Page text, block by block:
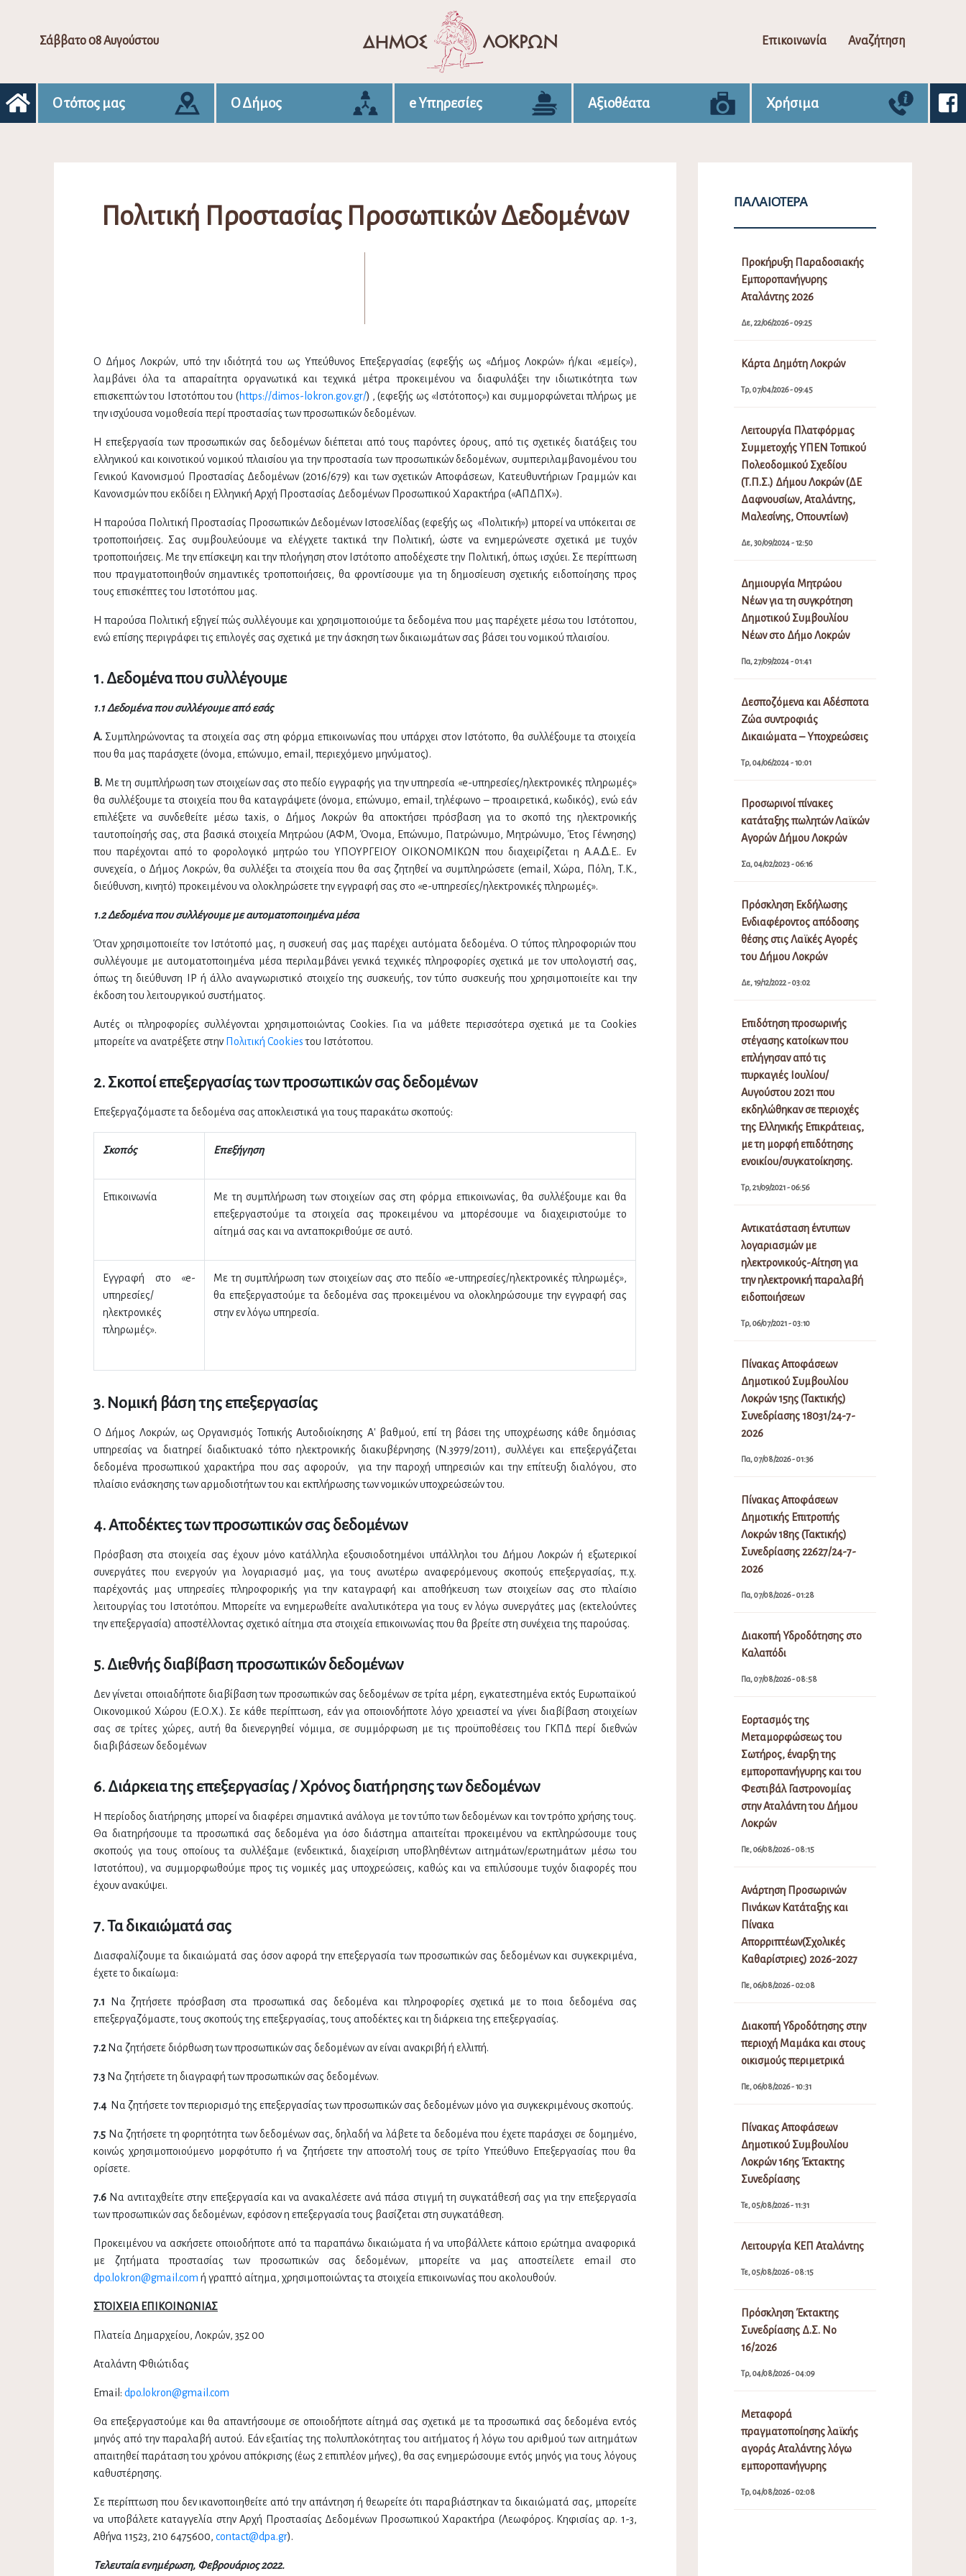
Σάββατο 08 Αυγούστου Επικοινωνία Αναζήτηση
Ο τόπος μας Ο Δήμος e Υπηρεσίες Αξιοθέατα Χρήσιμα
Πολιτική Προστασίας Προσωπικών Δεδομένων
Ο Δήμος Λοκρών, υπό την ιδιότητά του ως Υπεύθυνος Επεξεργασίας (εφεξής ως «Δήμος Λοκρών» ή/και «εμείς»),
λαμβάνει όλα τα απαραίτητα οργανωτικά και τεχνικά μέτρα προκειμένου να διαφυλάξει την ιδιωτικότητα των
επισκεπτών του Ιστοτόπου του (https://dimos-lokron.gov.gr/) , (εφεξής ως «Ιστότοπος») και συμμορφώνεται πλήρως με
την ισχύουσα νομοθεσία περί προστασίας των προσωπικών δεδομένων.
Η επεξεργασία των προσωπικών σας δεδομένων διέπεται από τους παρόντες όρους, από τις σχετικές διατάξεις του
ελληνικού και κοινοτικού νομικού πλαισίου για την προστασία των προσωπικών δεδομένων, συμπεριλαμβανομένου του
Γενικού Κανονισμού Προστασίας Δεδομένων (2016/679) και των σχετικών Αποφάσεων, Κατευθυντήριων Γραμμών και
Κανονισμών που εκδίδει η Ελληνική Αρχή Προστασίας Δεδομένων Προσωπικού Χαρακτήρα («ΑΠΔΠΧ»).
Η παρούσα Πολιτική Προστασίας Προσωπικών Δεδομένων Ιστοσελίδας (εφεξής ως «Πολιτική») μπορεί να υπόκειται σε
τροποποιήσεις. Σας συμβουλεύουμε να ελέγχετε τακτικά την Πολιτική, ώστε να ενημερώνεστε σχετικά με τυχόν
τροποποιήσεις. Με την επίσκεψη και την πλοήγηση στον Ιστότοπο αποδέχεστε την Πολιτική, όπως ισχύει. Σε περίπτωση
που πραγματοποιηθούν σημαντικές τροποποιήσεις, θα φροντίσουμε για τη δημοσίευση σχετικής ειδοποίησης προς
τους επισκέπτες του Ιστοτόπου μας.
Η παρούσα Πολιτική εξηγεί πώς συλλέγουμε και χρησιμοποιούμε τα δεδομένα που μας παρέχετε μέσω του Ιστότοπου,
ενώ επίσης περιγράφει τις επιλογές σας σχετικά με την άσκηση των δικαιωμάτων σας βάσει του νομικού πλαισίου.
1. Δεδομένα που συλλέγουμε
1.1 Δεδομένα που συλλέγουμε από εσάς
Α. Συμπληρώνοντας τα στοιχεία σας στη φόρμα επικοινωνίας που υπάρχει στον Ιστότοπο, θα συλλέξουμε τα στοιχεία
που θα μας παράσχετε (όνομα, επώνυμο, email, περιεχόμενο μηνύματος).
Β. Με τη συμπλήρωση των στοιχείων σας στo πεδίο εγγραφής για την υπηρεσία «e-υπηρεσίες/ηλεκτρονικές πληρωμές»
θα συλλέξουμε τα στοιχεία που θα καταγράψετε (όνομα, επώνυμο, email, τηλέφωνο – προαιρετικά, κωδικός), ενώ εάν
επιλέξετε να συνδεθείτε μέσω taxis, ο Δήμος Λοκρών θα αποκτήσει πρόσβαση για το σκοπό της ηλεκτρονικής
ταυτοποίησής σας, στα βασικά στοιχεία Μητρώου (ΑΦΜ, Όνοµα, Επώνυµο, Πατρώνυµο, Μητρώνυµο, Έτος Γέννησης)
που παρέχονται από το φορολογικό µητρώο του ΥΠΟΥΡΓΕΙΟΥ ΟΙΚΟΝΟΜΙΚΩΝ που διαχειρίζεται η Α.Α.∆.Ε.. Εν
συνεχεία, ο Δήμος Λοκρών, θα συλλέξει τα στοιχεία που θα σας ζητηθεί να συμπληρώσετε (email, Χώρα, Πόλη, Τ.Κ.,
διεύθυνση, κινητό) προκειμένου να ολοκληρώσετε την εγγραφή σας στο «e-υπηρεσίες/ηλεκτρονικές πληρωμές».
1.2 Δεδομένα που συλλέγουμε με αυτοματοποιημένα μέσα
Όταν χρησιμοποιείτε τον Ιστότοπό μας, η συσκευή σας μας παρέχει αυτόματα δεδομένα. Ο τύπος πληροφοριών που
συλλέγουμε με αυτοματοποιημένα μέσα περιλαμβάνει γενικά τεχνικές πληροφορίες σχετικά με τον υπολογιστή σας,
όπως τη διεύθυνση IP ή άλλο αναγνωριστικό στοιχείο της συσκευής, τον τύπο συσκευής που χρησιμοποιείτε και την
έκδοση του λειτουργικού συστήματος.
Αυτές οι πληροφορίες συλλέγονται χρησιμοποιώντας Cookies. Για να μάθετε περισσότερα σχετικά με τα Cookies
μπορείτε να ανατρέξετε στην Πολιτική Cookiesτου Ιστότοπου.
2. Σκοποί επεξεργασίας των προσωπικών σας δεδομένων
Επεξεργαζόμαστε τα δεδομένα σας αποκλειστικά για τους παρακάτω σκοπούς:
Σκοπός Επεξήγηση
Επικοινωνία
Με τη συμπλήρωση των στοιχείων σας στη φόρμα επικοινωνίας, θα συλλέξουμε και θα
επεξεργαστούμε τα στοιχεία σας προκειμένου να μπορέσουμε να διαχειριστούμε το
αίτημά σας και να ανταποκριθούμε σε αυτό.
Εγγραφή στο «e-
υπηρεσίες/
ηλεκτρονικές
πληρωμές».
Με τη συμπλήρωση των στοιχείων σας στο πεδίο «e-υπηρεσίες/ηλεκτρονικές πληρωμές»,
θα επεξεργαστούμε τα δεδομένα σας προκειμένου να ολοκληρώσουμε την εγγραφή σας
στην εν λόγω υπηρεσία.
3. Νομική βάση της επεξεργασίας
Ο Δήμος Λοκρών, ως Οργανισμός Τοπικής Αυτοδιοίκησης Α' βαθμού, επί τη βάσει της υποχρέωσης κάθε δημόσιας
υπηρεσίας να διατηρεί διαδικτυακό τόπο ηλεκτρονικής διακυβέρνησης (Ν.3979/2011), συλλέγει και επεξεργάζεται
δεδομένα προσωπικού χαρακτήρα που σας αφορούν, για την παροχή υπηρεσιών και την επίτευξη διαλόγου, στο
πλαίσιο ενάσκησης των αρμοδιοτήτων του και εκπλήρωσης των νομικών υποχρεώσεών του.
4. Αποδέκτες των προσωπικών σας δεδομένων
Πρόσβαση στα στοιχεία σας έχουν μόνο κατάλληλα εξουσιοδοτημένοι υπάλληλοι του Δήμου Λοκρών ή εξωτερικοί
συνεργάτες που ενεργούν για λογαριασμό μας, για τους ανωτέρω αναφερόμενους σκοπούς επεξεργασίας, π.χ.
παρέχοντάς μας υπηρεσίες πληροφορικής για την καταγραφή και αποθήκευση των στοιχείων σας στο πλαίσιο
λειτουργίας του Ιστοτόπου. Μπορείτε να ενημερωθείτε αναλυτικότερα για τους εν λόγω συνεργάτες μας (εκτελούντες
την επεξεργασία) αποστέλλοντας σχετικό αίτημα στα στοιχεία επικοινωνίας που θα βρείτε στη συνέχεια της παρούσας.
5. Διεθνής διαβίβαση προσωπικών δεδομένων
Δεν γίνεται οποιαδήποτε διαβίβαση των προσωπικών σας δεδομένων σε τρίτα μέρη, εγκατεστημένα εκτός Ευρωπαϊκού
Οικονομικού Χώρου (Ε.Ο.Χ.). Σε κάθε περίπτωση, εάν για οποιονδήποτε λόγο χρειαστεί να γίνει διαβίβαση στοιχείων
σας σε τρίτες χώρες, αυτή θα διενεργηθεί νόμιμα, σε συμμόρφωση με τις προϋποθέσεις του ΓΚΠΔ περί διεθνών
διαβιβάσεων δεδομένων
6. Διάρκεια της επεξεργασίας / Χρόνος διατήρησης των δεδομένων
Η περίοδος διατήρησης μπορεί να διαφέρει σημαντικά ανάλογα με τον τύπο των δεδομένων και τον τρόπο χρήσης τους.
Θα διατηρήσουμε τα προσωπικά σας δεδομένα για όσο διάστημα απαιτείται προκειμένου να εκπληρώσουμε τους
σκοπούς για τους οποίους τα συλλέξαμε (ενδεικτικά, διαχείριση υποβληθέντων αιτημάτων/ερωτημάτων μέσω του
Ιστοτόπου), να συμμορφωθούμε προς τις νομικές μας υποχρεώσεις, καθώς και να επιλύσουμε τυχόν διαφορές που
έχουν ανακύψει.
7. Τα δικαιώματά σας
Διασφαλίζουμε τα δικαιώματά σας όσον αφορά την επεξεργασία των προσωπικών σας δεδομένων και συγκεκριμένα,
έχετε το δικαίωμα:
7.1 Να ζητήσετε πρόσβαση στα προσωπικά σας δεδομένα και πληροφορίες σχετικά με το ποια δεδομένα σας
επεξεργαζόμαστε, τους σκοπούς της επεξεργασίας, τους αποδέκτες και τη διάρκεια της επεξεργασίας.
7.2Να ζητήσετε διόρθωση των προσωπικών σας δεδομένων αν είναι ανακριβή ή ελλιπή.
7.3 Να ζητήσετε τη διαγραφή των προσωπικών σας δεδομένων.
7.4Να ζητήσετε τον περιορισμό της επεξεργασίας των προσωπικών σας δεδομένων μόνο για συγκεκριμένους σκοπούς.
7.5 Να ζητήσετε τη φορητότητα των δεδομένων σας, δηλαδή να λάβετε τα δεδομένα που έχετε παράσχει σε δομημένο,
κοινώς χρησιμοποιούμενο μορφότυπο ή να ζητήσετε την αποστολή τους σε τρίτο Υπεύθυνο Επεξεργασίας που θα
ορίσετε.
7.6 Να αντιταχθείτε στην επεξεργασία και να ανακαλέσετε ανά πάσα στιγμή τη συγκατάθεσή σας για την επεξεργασία
των προσωπικών σας δεδομένων, εφόσον η επεξεργασία τους βασίζεται στη συγκατάθεση.
Προκειμένου να ασκήσετε οποιοδήποτε από τα παραπάνω δικαιώματα ή να υποβάλλετε κάποιο ερώτημα αναφορικά
με ζητήματα προστασίας των προσωπικών σας δεδομένων, μπορείτε να μας αποστείλετε email στο
dpo.lokron@gmail.com ή γραπτό αίτημα, χρησιμοποιώντας τα στοιχεία επικοινωνίας που ακολουθούν.
ΣΤΟΙΧΕΙΑ ΕΠΙΚΟΙΝΩΝΙΑΣ
Πλατεία Δημαρχείου, Λοκρών, 352 00
Αταλάντη Φθιώτιδας
Email: dpo.lokron@gmail.com
Θα επεξεργαστούμε και θα απαντήσουμε σε οποιοδήποτε αίτημά σας σχετικά με τα προσωπικά σας δεδομένα εντός
μηνός από την παραλαβή αυτού. Εάν εξαιτίας της πολυπλοκότητας του αιτήματος ή λόγω του αριθμού των αιτημάτων
απαιτηθεί παράταση του χρόνου απόκρισης (έως 2 επιπλέον μήνες), θα σας ενημερώσουμε εντός μηνός για τους λόγους
καθυστέρησης.
Σε περίπτωση που δεν ικανοποιηθείτε από την απάντηση ή θεωρείτε ότι παραβιάστηκαν τα δικαιώματά σας, μπορείτε
να υποβάλετε καταγγελία στην Αρχή Προστασίας Δεδομένων Προσωπικού Χαρακτήρα (Λεωφόρος. Κηφισίας αρ. 1-3,
Αθήνα 11523, 210 6475600, contact@dpa.gr).
Τελευταία ενημέρωση, Φεβρουάριος 2022.
ΠΑΛΑΙΌΤΕΡΑ
Προκήρυξη Παραδοσιακής
Εμποροπανήγυρης
Αταλάντης 2026
Δε, 22/06/2026 - 09:25
Κάρτα Δημότη Λοκρών
Τρ, 07/04/2026 - 09:45
Λειτουργία Πλατφόρμας
Συμμετοχής ΥΠΕΝ Τοπικού
Πολεοδομικού Σχεδίου
(Τ.Π.Σ.) Δήμου Λοκρών (ΔΕ
Δαφνουσίων, Αταλάντης,
Μαλεσίνης, Οπουντίων)
Δε, 30/09/2024 - 12:50
Δημιουργία Μητρώου
Νέων για τη συγκρότηση
Δημοτικού Συμβουλίου
Νέων στο Δήμο Λοκρών
Πα, 27/09/2024 - 01:41
Δεσποζόμενα και Αδέσποτα
Ζώα συντροφιάς
Δικαιώματα – Υποχρεώσεις
Τρ, 04/06/2024 - 10:01
Προσωρινοί πίνακες
κατάταξης πωλητών Λαϊκών
Αγορών Δήμου Λοκρών
Σα, 04/02/2023 - 06:16
Πρόσκληση Εκδήλωσης
Ενδιαφέροντος απόδοσης
θέσης στις Λαϊκές Αγορές
του Δήμου Λοκρών
Δε, 19/12/2022 - 03:02
Επιδότηση προσωρινής
στέγασης κατοίκων που
επλήγησαν από τις
πυρκαγιές Ιουλίου/
Αυγούστου 2021 που
εκδηλώθηκαν σε περιοχές
της Ελληνικής Επικράτειας,
με τη μορφή επιδότησης
ενοικίου/συγκατοίκησης.
Τρ, 21/09/2021 - 06:56
Αντικατάσταση έντυπων
λογαριασμών με
ηλεκτρονικούς-Αίτηση για
την ηλεκτρονική παραλαβή
ειδοποιήσεων
Τρ, 06/07/2021 - 03:10
Πίνακας Αποφάσεων
Δημοτικού Συμβουλίου
Λοκρών 15ης (Τακτικής)
Συνεδρίασης 18031/24-7-
2026
Πα, 07/08/2026 - 01:36
Πίνακας Αποφάσεων
Δημοτικής Επιτροπής
Λοκρών 18ης (Τακτικής)
Συνεδρίασης 22627/24-7-
2026
Πα, 07/08/2026 - 01:28
Διακοπή Υδροδότησης στο
Καλαπόδι
Πα, 07/08/2026 - 08:58
Εορτασμός της
Μεταμορφώσεως του
Σωτήρος, έναρξη της
εμποροπανήγυρης και του
Φεστιβάλ Γαστρονομίας
στην Αταλάντη του Δήμου
Λοκρών
Πε, 06/08/2026 - 08:15
Ανάρτηση Προσωρινών
Πινάκων Κατάταξης και
Πίνακα
Απορριπτέων(Σχολικές
Καθαρίστριες) 2026-2027
Πε, 06/08/2026 - 02:08
Διακοπή Υδροδότησης στην
περιοχή Μαμάκα και στους
οικισμούς περιμετρικά
Πε, 06/08/2026 - 10:31
Πίνακας Αποφάσεων
Δημοτικού Συμβουλίου
Λοκρών 16ης Έκτακτης
Συνεδρίασης
Τε, 05/08/2026 - 11:31
Λειτουργία ΚΕΠ Αταλάντης
Τε, 05/08/2026 - 08:15
Πρόσκληση Έκτακτης
Συνεδρίασης Δ.Σ. Νο
16/2026
Τρ, 04/08/2026 - 04:09
Μεταφορά
πραγματοποίησης λαϊκής
αγοράς Αταλάντης λόγω
εμποροπανήγυρης
Τρ, 04/08/2026 - 02:08